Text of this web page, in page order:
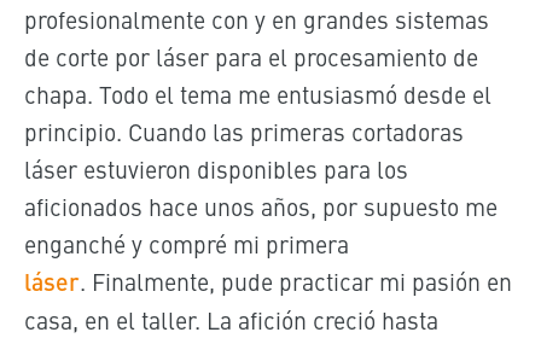
profesionalmente con y en grandes sistemas
de corte por láser para el procesamiento de
chapa. Todo el tema me entusiasmó desde el
principio. Cuando las primeras cortadoras
láser estuvieron disponibles para los
aficionados hace unos años, por supuesto me
enganché y compré mi primera
láser. Finalmente, pude practicar mi pasión en
casa, en el taller. La afición creció hasta